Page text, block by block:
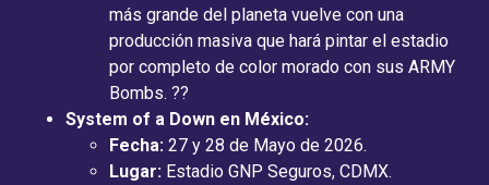
más grande del planeta vuelve con una
producción masiva que hará pintar el estadio
por completo de color morado con sus ARMY
Bombs. ??
System of a Down en México:
Fecha: 27 y 28 de Mayo de 2026.
Lugar: Estadio GNP Seguros, CDMX.